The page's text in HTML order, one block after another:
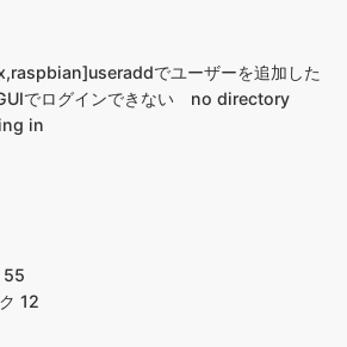
でユーザーを追加した
でログインできない no directory
in
55
12